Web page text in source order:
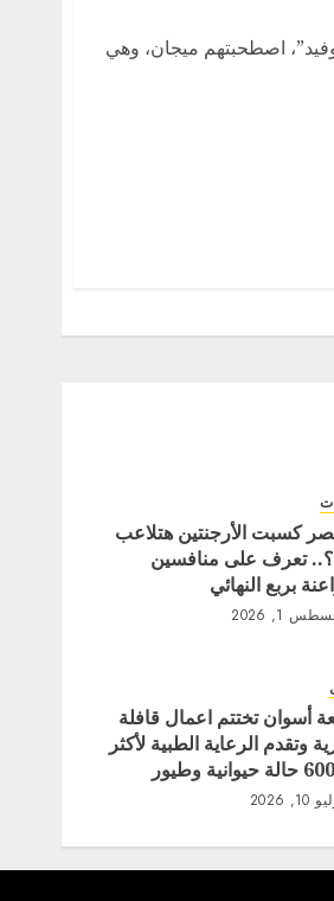
اصطحبتهم ميجان، وهي
كسبت الأرجنتين هتلاعب
تعرف على منافسين
بربع النهائي
1, 2026
أسوان تختتم اعمال قافلة
وتقدم الرعاية الطبية لأكثر
2026